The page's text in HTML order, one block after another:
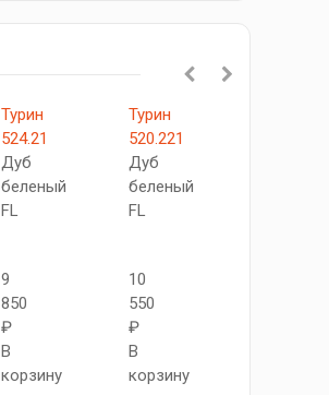
Турин
524.21
Дуб
беленый
FL
9
850
₽
В
корзину
Турин
520.221
Дуб
беленый
FL
10
550
₽
В
корзину